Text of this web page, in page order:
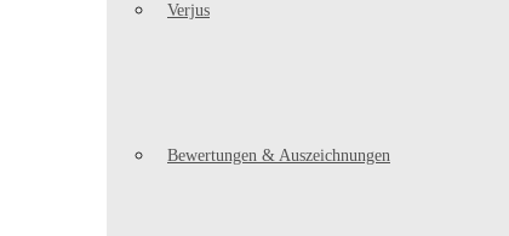
Verjus
Bewertungen & Auszeichnungen